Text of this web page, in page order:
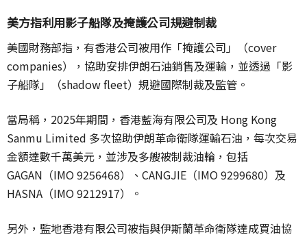
美方指利用影子船隊及掩護公司規避制裁
美國財務部指，有香港公司被用作「掩護公司」（cover
companies），協助安排伊朗石油銷售及運輸，並透過「影
子船隊」（shadow fleet）規避國際制裁及監管。
當局稱，2025年期間，香港藍海有限公司及 Hong Kong
Sanmu Limited 多次協助伊朗革命衛隊運輸石油，每次交易
金額達數千萬美元，並涉及多艘被制裁油輪，包括
GAGAN（IMO 9256468）、CANGJIE（IMO 9299680）及
HASNA（IMO 9212917）。
另外，監地香港有限公司被指與伊斯蘭革命衛隊達成買油協